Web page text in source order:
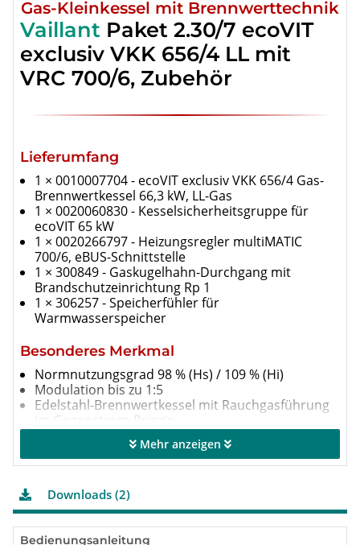
Gas-Kleinkessel mit Brennwerttechnik
Vaillant Paket 2.30/7 ecoVIT
exclusiv VKK 656/4 LL mit
VRC 700/6, Zubehör
Lieferumfang
1 × 0010007704 - ecoVIT exclusiv VKK 656/4 Gas-
Brennwertkessel 66,3 kW, LL-Gas
1 × 0020060830 - Kesselsicherheitsgruppe für
ecoVIT 65 kW
1 × 0020266797 - Heizungsregler multiMATIC
700/6, eBUS-Schnittstelle
1 × 300849 - Gaskugelhahn-Durchgang mit
Brandschutzeinrichtung Rp 1
1 × 306257 - Speicherfühler für
Warmwasserspeicher
Besonderes Merkmal
Normnutzungsgrad 98 % (Hs) / 109 % (Hi)
Modulation bis zu 1:5
Edelstahl-Brennwertkessel mit Rauchgasführung
im Gegenstrom-Prinzip
Innovativer Edelstahl-Glattrohrwärmetauscher
Großer Wasserinhalt
Aqua-Kondens-System, Speicherladeregelung mit
Kompaktes Gehäusedesign mit abnehmbaren
Seitenteilen
Mehr anzeigen
Downloads (2)
Bedienungsanleitung